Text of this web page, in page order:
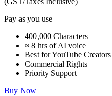
Pay as you use
400,000 Characters
≈ 8 hrs of AI voice
Best for YouTube Creators
Commercial Rights
Priority Support
Buy Now